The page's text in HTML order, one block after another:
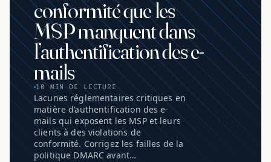
conformité que les
MSP manquent dans
l’authentification des e-
mails
10 MIN DE LECTURE
Lacunes réglementaires critiques en
matière d’authentification des e-
mails qui exposent les MSP et leurs
clients à des violations de
conformité. Corrigez les failles de la
politique DMARC avant…